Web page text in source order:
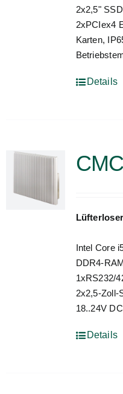
2x2,5"
2xPCIex4
Karten,
Details
Intel Core
DDR4-
1xRS232/
2x2,5-Zoll-
18..24V
Details